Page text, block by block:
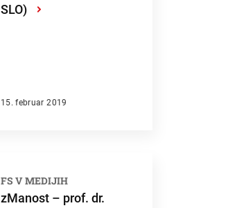
SLO)
›
15. februar 2019
FS V MEDIJIH
zManost – prof. dr.